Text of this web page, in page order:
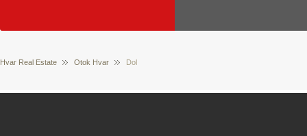
Hvar Real Estate Otok Hvar Dol